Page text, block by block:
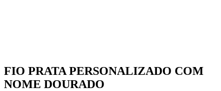
FIO PRATA PERSONALIZADO COM
NOME DOURADO